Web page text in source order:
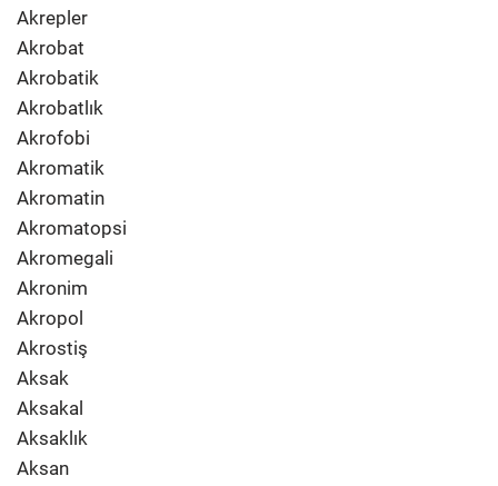
Akrepler
Akrobat
Akrobatik
Akrobatlık
Akrofobi
Akromatik
Akromatin
Akromatopsi
Akromegali
Akronim
Akropol
Akrostiş
Aksak
Aksakal
Aksaklık
Aksan